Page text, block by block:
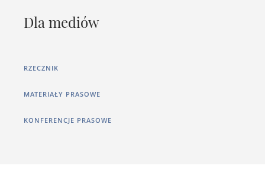
Dla mediów
RZECZNIK
MATERIAŁY PRASOWE
KONFERENCJE PRASOWE